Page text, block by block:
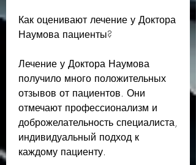
Как оценивают лечение у Доктора
Наумова пациенты?
Лечение у Доктора Наумова
получило много положительных
отзывов от пациентов. Они
отмечают профессионализм и
доброжелательность специалиста,
индивидуальный подход к
каждому пациенту.